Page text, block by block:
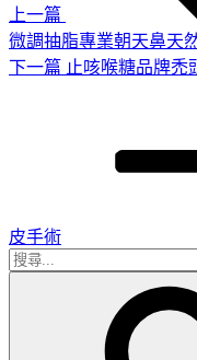
上一篇
微調抽脂專業朝天鼻天
下
下一篇 止咳喉糖品牌禿
皮手術
搜